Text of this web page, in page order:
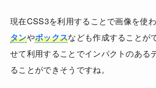
現在CSS3を利用することで画像を使
タンやボックスなども作成することが
せて利用することでインパクトのある
ることができそうですね。